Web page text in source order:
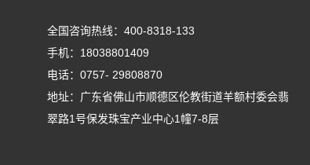
全国咨询热线： 400-8318-133
手机： 18038801409
电话： 0757- 29808870
地址：广东省佛山市顺德区伦教街道羊额村委会翡
翠路1号保发珠宝产业中心1幢7-8层